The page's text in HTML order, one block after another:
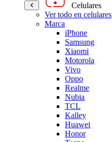
Celulares
Ver todo en celulares
Marca
iPhone
Samsung
Xiaomi
Motorola
Vivo
Oppo
Realme
Nubia
TCL
Kalley
Huawei
Honor